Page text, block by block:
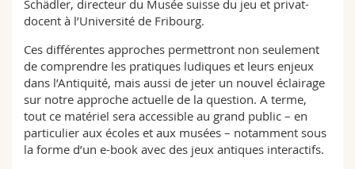
Schädler, directeur du Musée suisse du jeu et privat-
docent à l’Université de Fribourg.
Ces différentes approches permettront non seulement
de comprendre les pratiques ludiques et leurs enjeux
dans l’Antiquité, mais aussi de jeter un nouvel éclairage
sur notre approche actuelle de la question. A terme,
tout ce matériel sera accessible au grand public – en
particulier aux écoles et aux musées – notamment sous
la forme d’un e-book avec des jeux antiques interactifs.